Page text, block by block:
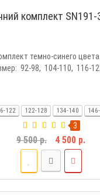
комплект
темно-синего
92-98, 104-110, 116-
122 122-128 134-140
3
9 500 р. 4 500 р.